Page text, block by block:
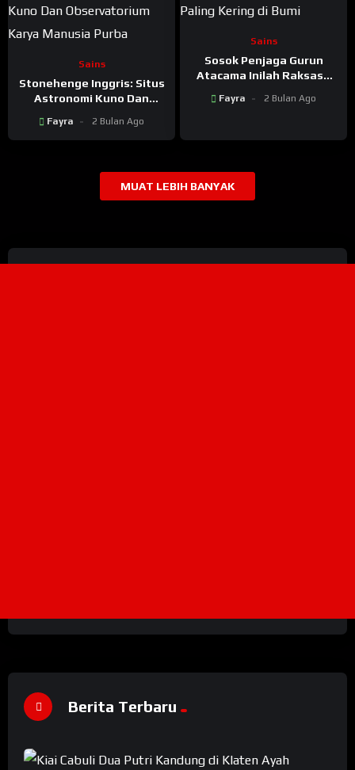
Sains
Stonehenge Inggris: Situs
Astronomi Kuno Dan
Batu Karya Manusia
Purba?
Fayra 2 Bulan Ago
Sains
Sosok Penjaga Gurun
Atacama Inilah Raksasa
Tempat Paling Kering di
Fayra 2 Bulan Ago
MUAT LEBIH BANYAK
Berita Terbaru